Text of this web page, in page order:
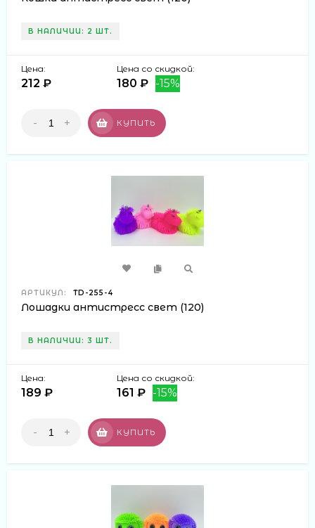
В НАЛИЧИИ: 2 ШТ.
Цена:
212 ₽
Цена со скидкой:
180 ₽ -15%
- + КУПИТЬ
АРТИКУЛ: TD-255-4
Лошадки антистресс свет (120)
В НАЛИЧИИ: 3 ШТ.
Цена:
189 ₽
Цена со скидкой:
161 ₽ -15%
- + КУПИТЬ